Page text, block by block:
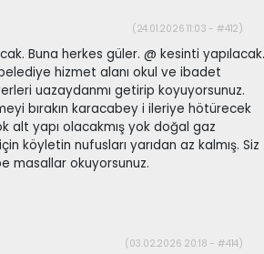
(24.01.2026 11:03 - #412)
Buna herkes güler. @ kesinti yapılacak.
hizmet alanı okul ve ibadet
uazaydanmı getirip koyuyorsunuz.
bırakın karacabey i ileriye hötürecek
alt yapı olacakmış yok doğal gaz
köyletin nufusları yarıdan az kalmış. Siz
masallar okuyorsunuz.
(03.02.2026 20:18 - #414)